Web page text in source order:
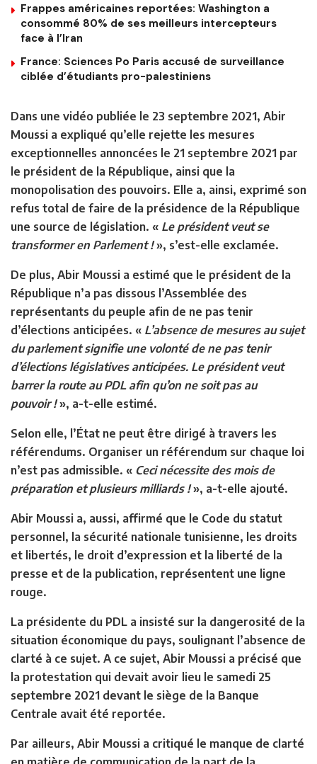
Frappes américaines reportées: Washington a
consommé 80% de ses meilleurs intercepteurs
face à l’Iran
France: Sciences Po Paris accusé de surveillance
ciblée d’étudiants pro-palestiniens
Dans une vidéo publiée le 23 septembre 2021, Abir
Moussi a expliqué qu’elle rejette les mesures
exceptionnelles annoncées le 21 septembre 2021 par
le président de la République, ainsi que la
monopolisation des pouvoirs. Elle a, ainsi, exprimé son
refus total de faire de la présidence de la République
une source de législation. « Le président veut se
transformer en Parlement !», s’est-elle exclamée.
De plus, Abir Moussi a estimé que le président de la
République n’a pas dissous l’Assemblée des
représentants du peuple afin de ne pas tenir
d’élections anticipées. « L’absence de mesures au sujet
du parlement signifie une volonté de ne pas tenir
d’élections législatives anticipées. Le président veut
barrer la route au PDL afin qu’on ne soit pas au
pouvoir !», a-t-elle estimé.
Selon elle, l’État ne peut être dirigé à travers les
référendums. Organiser un référendum sur chaque loi
n’est pas admissible. « Ceci nécessite des mois de
préparation et plusieurs milliards !», a-t-elle ajouté.
Abir Moussi a, aussi, affirmé que le Code du statut
personnel, la sécurité nationale tunisienne, les droits
et libertés, le droit d’expression et la liberté de la
presse et de la publication, représentent une ligne
rouge.
La présidente du PDL a insisté sur la dangerosité de la
situation économique du pays, soulignant l’absence de
clarté à ce sujet. A ce sujet, Abir Moussi a précisé que
la protestation qui devait avoir lieu le samedi 25
septembre 2021 devant le siège de la Banque
Centrale avait été reportée.
Par ailleurs, Abir Moussi a critiqué le manque de clarté